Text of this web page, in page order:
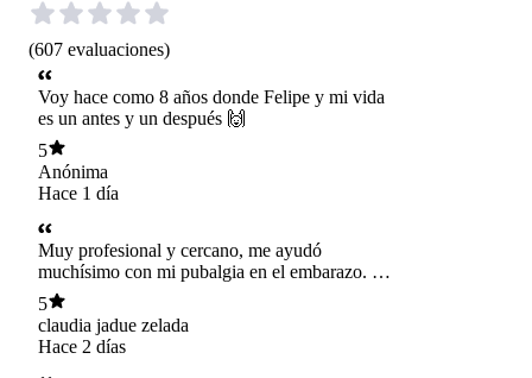
(607 evaluaciones)
Voy hace como 8 años donde Felipe y mi vida
es un antes y un después 🙌
5
Anónima
Hace 1 día
Muy profesional y cercano, me ayudó
muchísimo con mi pubalgia en el embarazo. Lo
recomiendo totalmente.
5
claudia jadue zelada
Hace 2 días